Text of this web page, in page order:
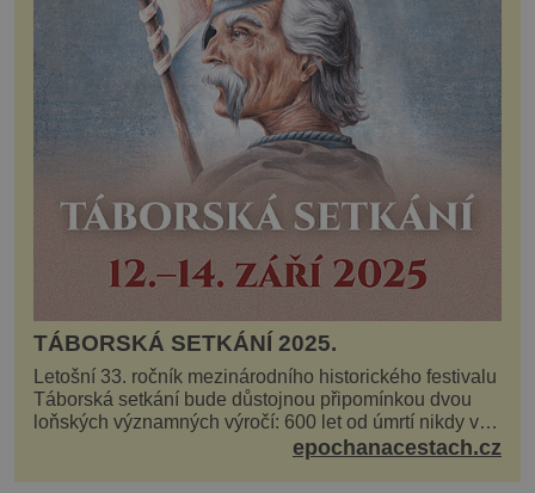
TÁBORSKÁ SETKÁNÍ 2025.
Letošní 33. ročník mezinárodního historického festivalu
Táborská setkání bude důstojnou připomínkou dvou
loňských významných výročí: 600 let od úmrtí nikdy v
poli neporaženého hejtmana Jana Žižky z Tr...
epochanacestach.cz